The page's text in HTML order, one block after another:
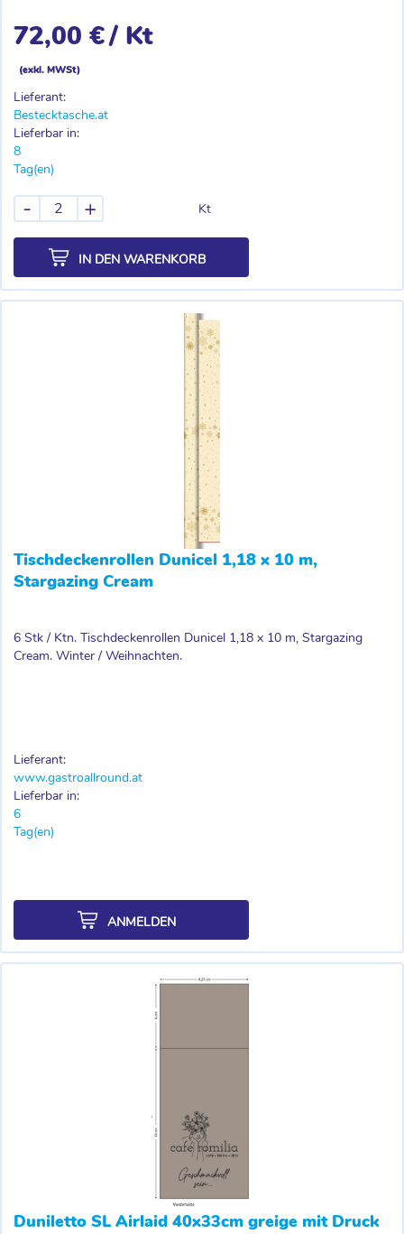
72,00 €/ Kt
(exkl. MWSt)
Lieferant:
Bestecktasche.at
Lieferbar in:
8
Tag(en)
Kt
- +
IN DEN WARENKORB
Tischdeckenrollen Dunicel 1,18 x 10 m,
Stargazing Cream
6 Stk / Ktn. Tischdeckenrollen Dunicel 1,18 x 10 m, Stargazing
Cream. Winter / Weihnachten.
Lieferant:
www.gastroallround.at
Lieferbar in:
6
Tag(en)
ANMELDEN
Duniletto SL Airlaid 40x33cm greige mit Druck